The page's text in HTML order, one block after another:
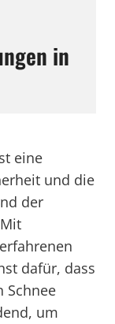
in
eine
und die
der
dafür, dass
Schnee
um